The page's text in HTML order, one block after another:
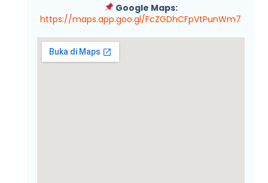
Google Maps:
https://maps.app.goo.gl/FcZGDhCFpVtPunWm7